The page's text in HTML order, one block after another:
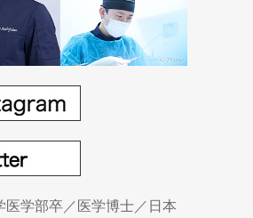
医学部卒／医学博士／日本